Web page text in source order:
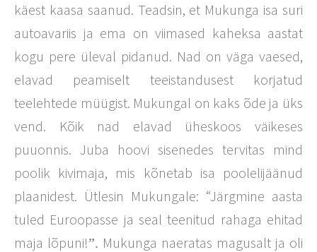
käest kaasa saanud. Teadsin, et Mukunga isa suri
autoavariis ja ema on viimased kaheksa aastat
kogu pere üleval pidanud. Nad on väga vaesed,
elavad peamiselt teeistandusest korjatud
teelehtede müügist. Mukungal on kaks õde ja üks
vend. Kõik nad elavad üheskoos väikeses
puuonnis. Juba hoovi sisenedes tervitas mind
poolik kivimaja, mis kõnetab isa poolelijäänud
plaanidest. Ütlesin Mukungale: “Järgmine aasta
tuled Euroopasse ja seal teenitud rahaga ehitad
maja lõpuni!”. Mukunga naeratas magusalt ja oli